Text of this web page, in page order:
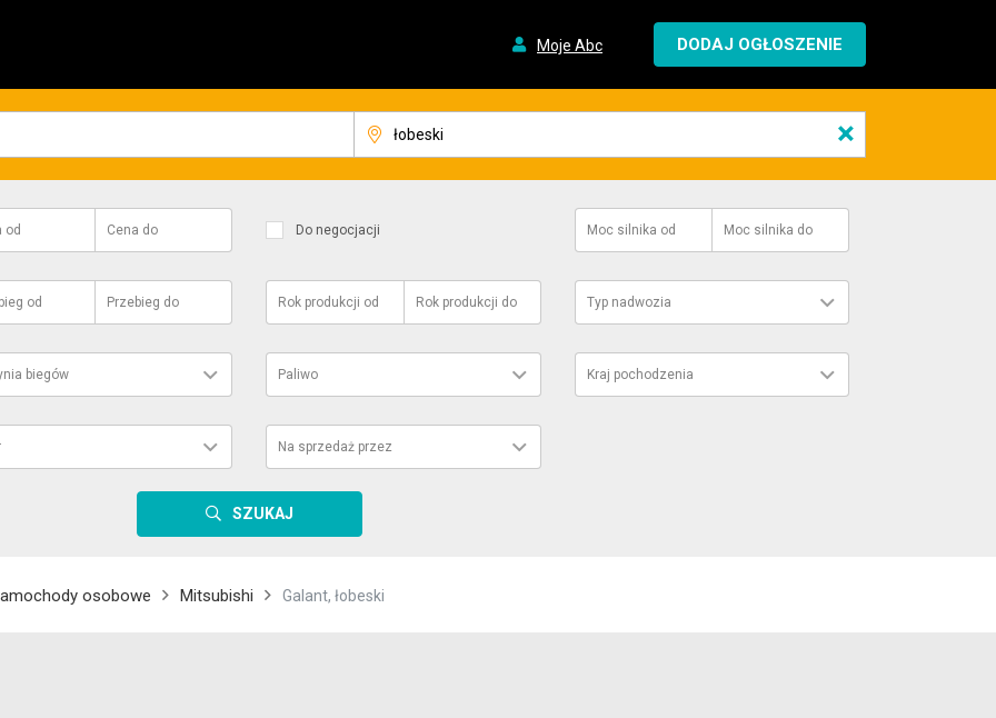
Moje Abc DODAJ OGŁOSZENIE
×
od Cena do Do negocjacji Moc silnika od Moc silnika do
od Przebieg do Rok produkcji od Rok produkcji do Typ nadwozia
biegów Paliwo Kraj pochodzenia
Na sprzedaż przez
SZUKAJ
osobowe Mitsubishi Galant, łobeski